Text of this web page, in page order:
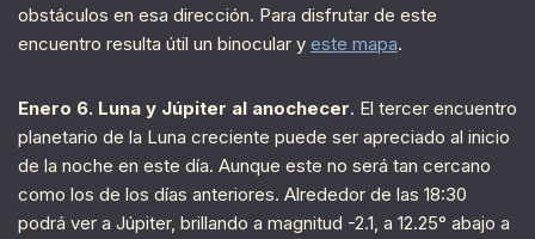
obstáculos en esa dirección. Para disfrutar de este
encuentro resulta útil un binocular y este mapa.
Enero 6. Luna y Júpiter al anochecer. El tercer encuentro
planetario de la Luna creciente puede ser apreciado al inicio
de la noche en este día. Aunque este no será tan cercano
como los de los días anteriores. Alrededor de las 18:30
podrá ver a Júpiter, brillando a magnitud -2.1, a 12.25° abajo a